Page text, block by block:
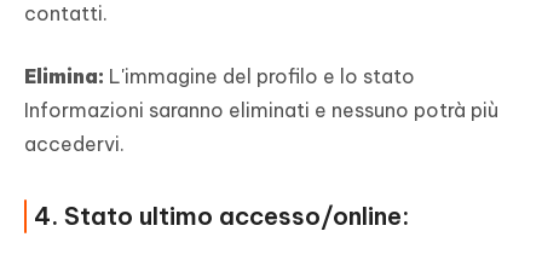
contatti.
Elimina: L'immagine del profilo e lo stato
Informazioni saranno eliminati e nessuno potrà più
accedervi.
4. Stato ultimo accesso/online: